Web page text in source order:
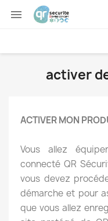

activer
ACTIVER MON
Vous allez
connecté QR
vous devez
démarche et pour
que vous allez